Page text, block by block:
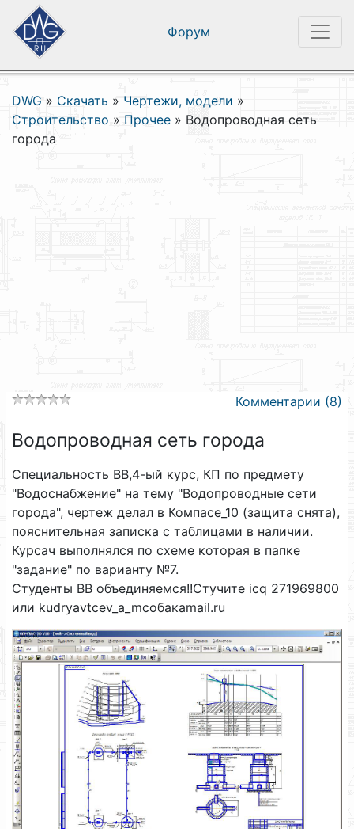
Форум
DWG » Скачать » Чертежи, модели »
Строительство » Прочее » Водопроводная сеть
города
Комментарии (8)
Водопроводная сеть города
Специальность ВВ,4-ый курс, КП по предмету
"Водоснабжение" на тему "Водопроводные сети
города", чертеж делал в Компасе_10 (защита снята),
пояснительная записка с таблицами в наличии.
Курсач выполнялся по схеме которая в папке
"задание" по варианту №7.
Студенты ВВ объединяемся!!Стучите icq 271969800
или kudryavtcev_a_mсобакаmail.ru